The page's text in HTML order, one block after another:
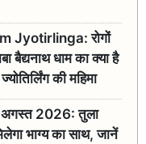
Jyotirlinga: रोगों
बैद्यनाथ धाम का क्या है
की महिमा
2026: तुला
भाग्य का साथ, जानें